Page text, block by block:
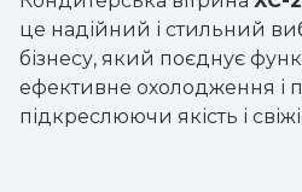
це надійний і стильний
бізнесу, який поєднує
ефективне охолодження і
підкреслюючи якість і